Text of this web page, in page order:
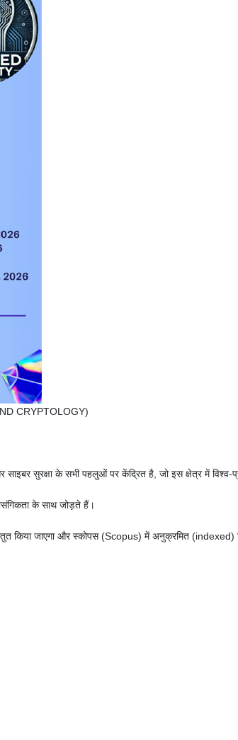
CRYPTOLOGY)
सुरक्षा के सभी पहलुओं पर केंद्रित है, जो इस क्षेत्र में विश्व-
के साथ जोड़ते हैं।
किया जाएगा और स्कोपस (Scopus) में अनुक्रमित (indexed)